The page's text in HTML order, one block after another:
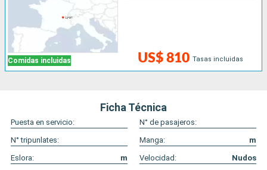
Comidas incluidas US$ 810 Tasas incluidas
Ficha Técnica
Puesta en servicio:
N° de pasajeros:
N° tripunlates:
Manga:
m
Eslora:
m Velocidad: Nudos